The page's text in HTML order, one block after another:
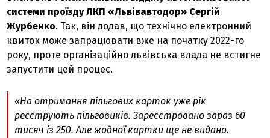
системи проїзду ЛКП «Львівавтодор» Сергій
Журбенко. Так, він додав, що технічно електронний
квиток може запрацювати вже на початку 2022-го
року, проте організаційно львівська влада не встигне
запустити цей процес.
«На отримання пільгових карток уже рік
реєструють пільговиків. Зареєстровано зараз 60
тисяч із 250. Але жодної картки ще не видано.